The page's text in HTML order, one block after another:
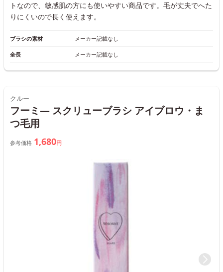
トなので、敏感肌の方にも使いやすい商品です。毛が丈夫でへた
りにくいので長く使えます。
ブラシの素材 メーカー記載なし
全長 メーカー記載なし
クルー
フーミ― スクリューブラシ アイブロウ・ま
つ毛用
参考価格 1,680円